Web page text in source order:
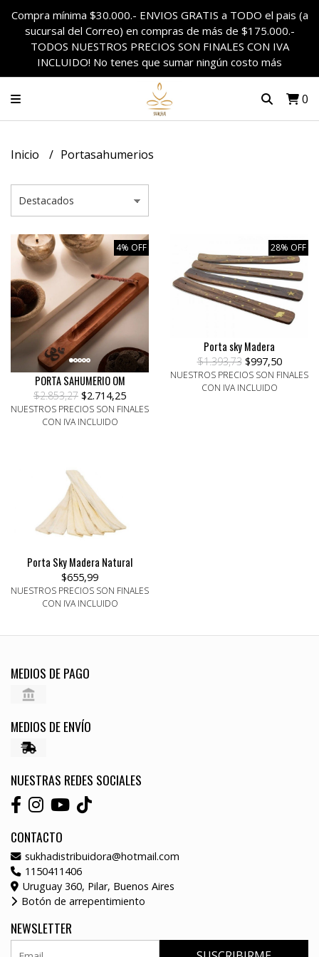
Compra mínima $30.000.- ENVIOS GRATIS a TODO el pais (a
sucursal del Correo) en compras de más de $175.000.-
TODOS NUESTROS PRECIOS SON FINALES CON IVA
INCLUIDO! No tenes que sumar ningún costo más
0
Inicio Portasahumerios
4% OFF
PORTA SAHUMERIO OM
$2.853,27 $2.714,25
NUESTROS PRECIOS SON FINALES
CON IVA INCLUIDO
28% OFF
Porta sky Madera
$1.393,73$997,50
NUESTROS PRECIOS SON FINALES
CON IVA INCLUIDO
Porta Sky Madera Natural
$655,99
NUESTROS PRECIOS SON FINALES
CON IVA INCLUIDO
MEDIOS DE PAGO
MEDIOS DE ENVÍO
NUESTRAS REDES SOCIALES
CONTACTO
sukhadistribuidora@hotmail.com
1150411406
Uruguay 360, Pilar, Buenos Aires
Botón de arrepentimiento
NEWSLETTER